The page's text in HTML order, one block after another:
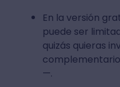
En la versión
puede ser
quizás quieras
—.